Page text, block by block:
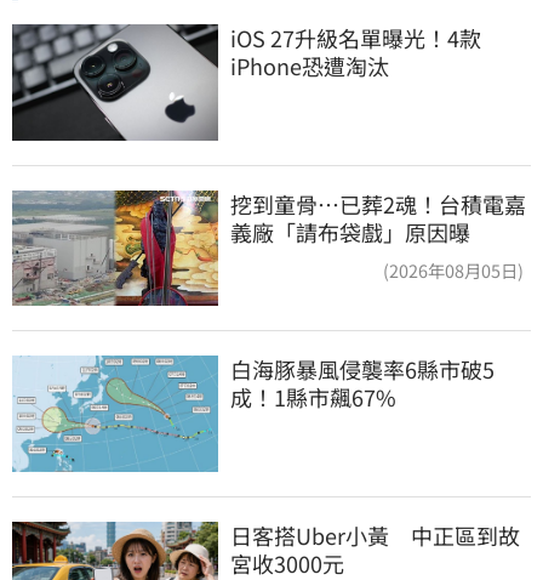
iOS 27升級名單曝光！4款
iPhone恐遭淘汰
挖到童骨…已葬2魂！台積電嘉
義廠「請布袋戲」原因曝
(2026年08月05日)
白海豚暴風侵襲率6縣市破5
成！1縣市飆67%
日客搭Uber小黃　中正區到故
宮收3000元